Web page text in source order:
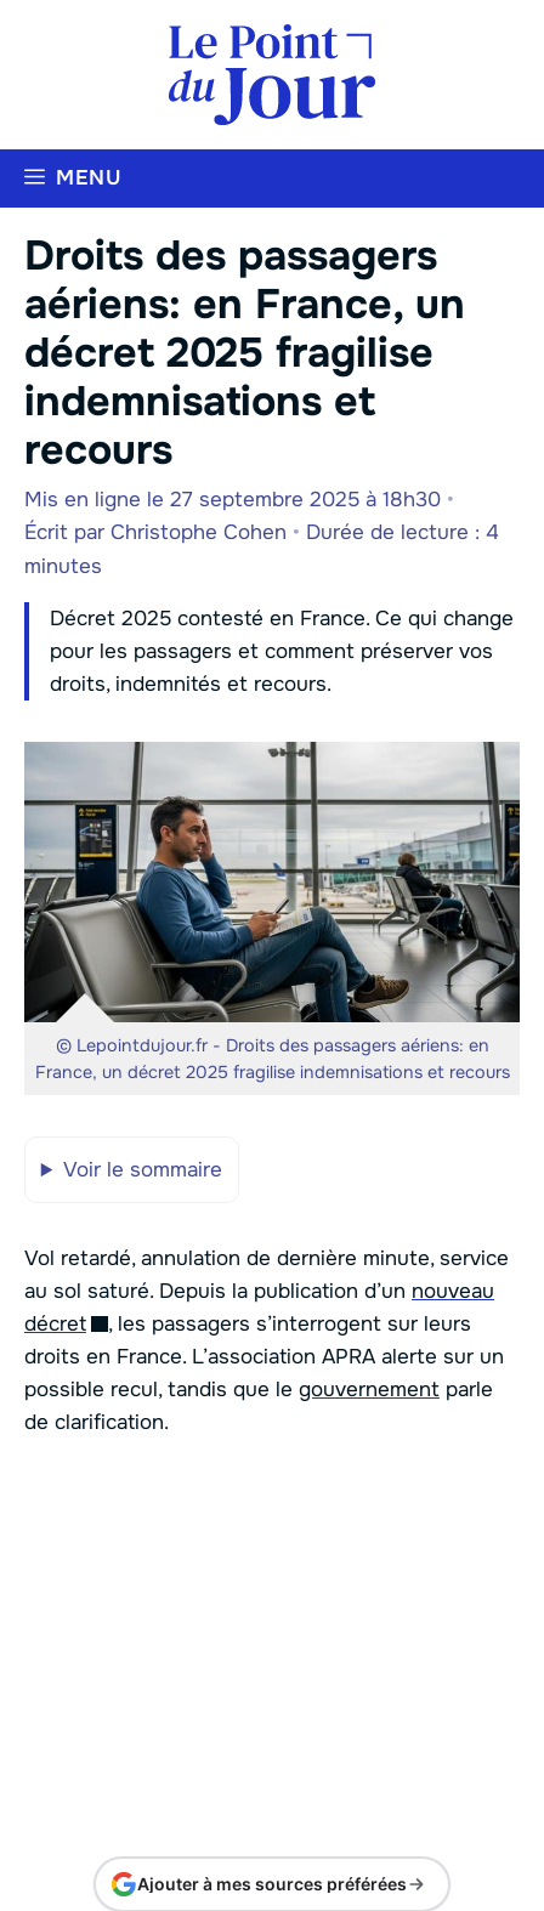
MENU
Droits des passagers
aériens: en France, un
décret 2025 fragilise
indemnisations et
recours
Mis en ligne le 27 septembre 2025 à 18h30 •
Écrit par Christophe Cohen • Durée de lecture : 4
minutes
Décret 2025 contesté en France. Ce qui change
pour les passagers et comment préserver vos
droits, indemnités et recours.
© Lepointdujour.fr - Droits des passagers aériens: en
France, un décret 2025 fragilise indemnisations et recours
Voir le sommaire
Vol retardé, annulation de dernière minute, service
au sol saturé. Depuis la publication d’un nouveau
décret
, les passagers s’interrogent sur leurs
droits en France. L’association APRA alerte sur un
possible recul, tandis que le gouvernement parle
de clarification.
Ajouter à mes sources préférées